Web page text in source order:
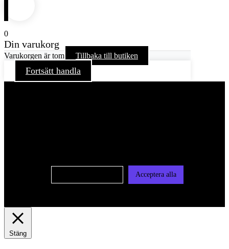
0
Din varukorg
Varukorgen är tom Tillbaka till butiken
Fortsätt handla
Acceptera alla
Stäng